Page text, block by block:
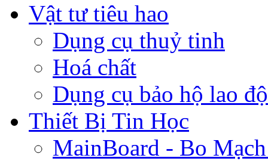
Vật tư tiêu hao
Dụng cụ thuỷ tinh
Hoá chất
Dụng cụ bảo hộ lao
Thiết Bị Tin Học
MainBoard - Bo